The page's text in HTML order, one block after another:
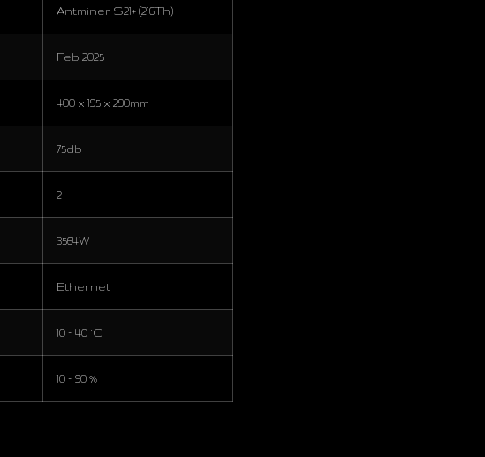
Antminer S21+ (216Th)
Feb 2025
400 x 195 x 290mm
75db
2
3564W
Ethernet
10 – 40 °C
10 – 90 %